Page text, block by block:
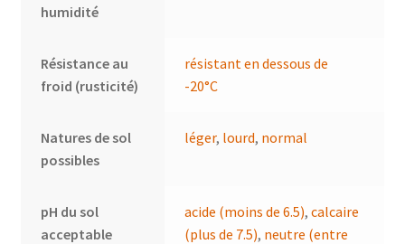
humidité
Résistance au
froid (rusticité)
résistant en dessous de
-20°C
Natures de sol
possibles
léger, lourd, normal
pH du sol
acceptable
acide (moins de 6.5),calcaire
(plus de 7.5), neutre (entre